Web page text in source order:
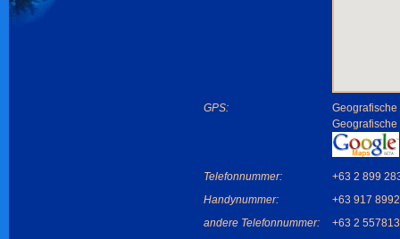
GPS:
Telefonnummer:
+63 2 899
Handynummer:
+63 917
andere Telefonnummer:
+63 2